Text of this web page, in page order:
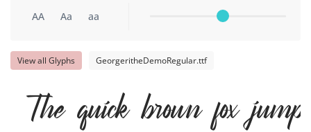
AA Aa aa
View all Glyphs GeorgeritheDemoRegular.ttf
The quick brown fox